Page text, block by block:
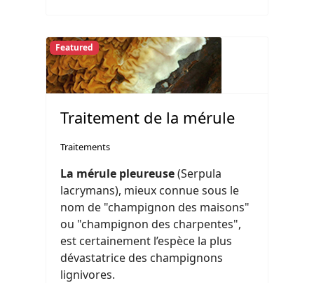
Featured
Traitement de la mérule
Traitements
La mérule pleureuse(Serpula
lacrymans), mieux connue sous le
nom de "champignon des maisons"
ou "champignon des charpentes",
est certainement l’espèce la plus
dévastatrice des champignons
lignivores.